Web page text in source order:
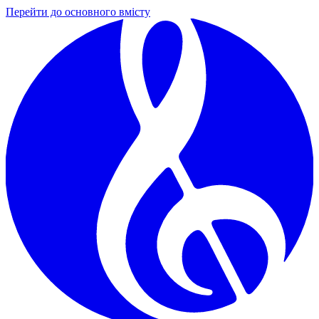
Перейти до основного вмісту